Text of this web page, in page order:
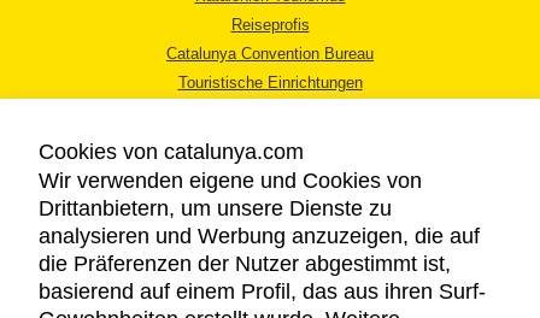
Reiseprofis
Catalunya Convention Bureau
Touristische Einrichtungen
RECHTLICHER HINWEIS
DATENSCHUTZICHTLINIE
Cookies von catalunya.com
Wir verwenden eigene und Cookies von
Drittanbietern, um unsere Dienste zu
analysieren und Werbung anzuzeigen, die auf
die Präferenzen der Nutzer abgestimmt ist,
basierend auf einem Profil, das aus ihren Surf-